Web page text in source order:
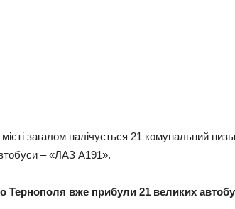
загалом налічується 21 комунальний
– «ЛАЗ А191».
Тернополя вже прибули 21 великих